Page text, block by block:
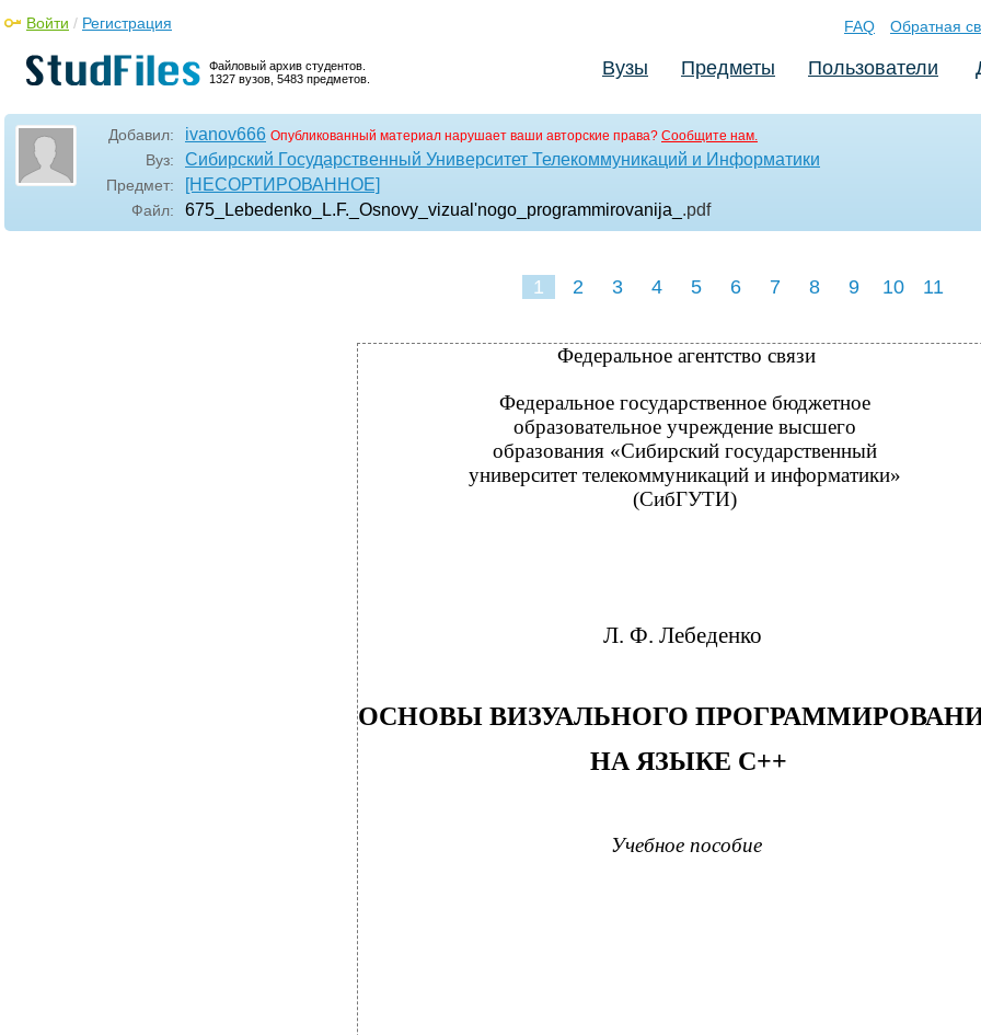
Файловый архив студентов.
1327 вузов, 5483 предметов.
Войти / Регистрация FAQ Обратная
Вузы Предметы Пользователи
Добавил: ivanov666 Опубликованный материал нарушает ваши авторские права? Сообщите нам.
Вуз: Сибирский Государственный Университет Телекоммуникаций и Информатики
Предмет: [НЕСОРТИРОВАННОЕ]
Файл: 675_Lebedenko_L.F._Osnovy_vizual'nogo_programmirovanija_ .pdf
1 2 3 4 5 6 7 8 9 10 11
Федеральное агентство связи
Федеральное государственное бюджетное
образовательное учреждение высшего
образования «Сибирский государственный
университет телекоммуникаций и информатики»
(СибГУТИ)
Л. Ф. Лебеденко
ОСНОВЫ ВИЗУАЛЬНОГО
НА ЯЗЫКЕ С++
Учебное пособие